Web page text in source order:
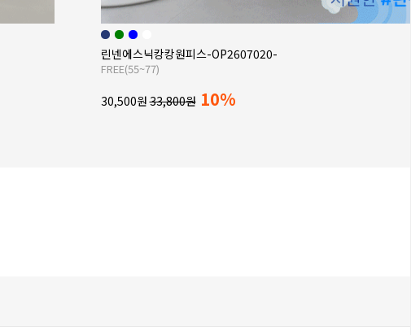
냉감인견원피스-OP2605007-
FREE(66~77),XL(88)
26,900원29,800원10%